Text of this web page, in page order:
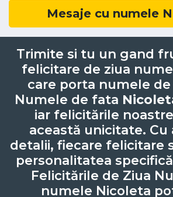
Mesaje cu numele
Trimite si tu un gand
felicitare de ziua
care porta numele de
Numele de fata
iar felicitările
această unicitate. Cu
detalii, fiecare felicitare
personalitatea
Felicitările de Ziua
numele Nicoleta